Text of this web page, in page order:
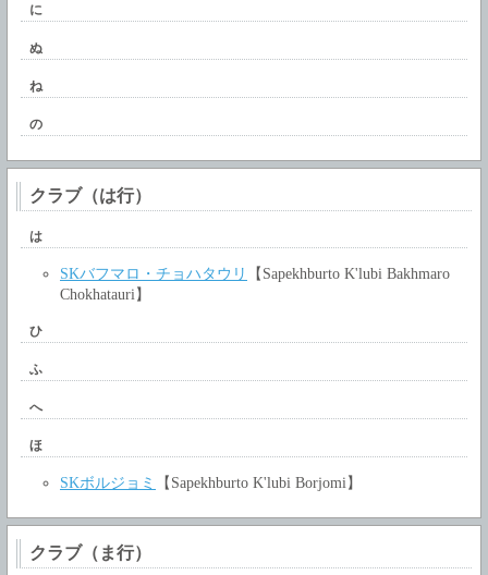
に
ぬ
ね
の
クラブ（は行）
は
SKバフマロ・チョハタウリ
【Sapekhburto K'lubi Bakhmaro
Chokhatauri】
ひ
ふ
へ
ほ
SKボルジョミ 【Sapekhburto K'lubi Borjomi】
クラブ（ま行）